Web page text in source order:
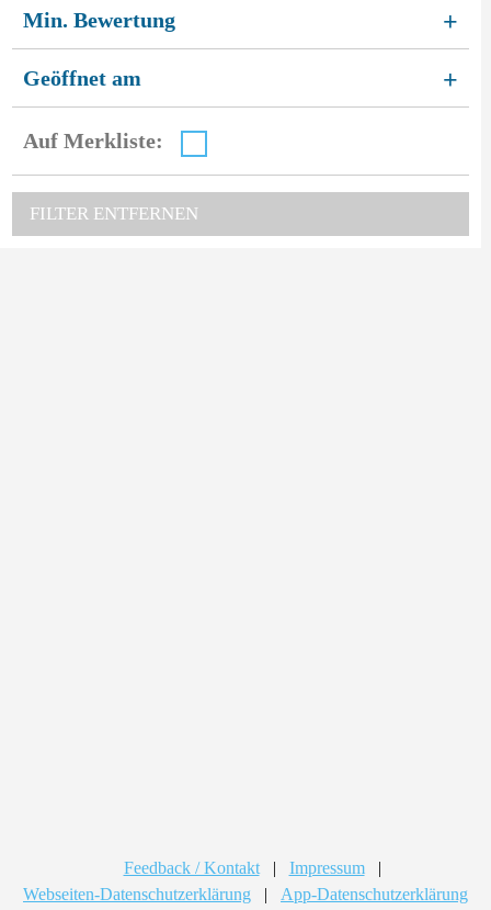
Min. Bewertung +
Geöffnet am +
Auf Merkliste:
FILTER ENTFERNEN
Feedback / Kontakt | Impressum
|
Webseiten-Datenschutzerklärung
| App-Datenschutzerklärung